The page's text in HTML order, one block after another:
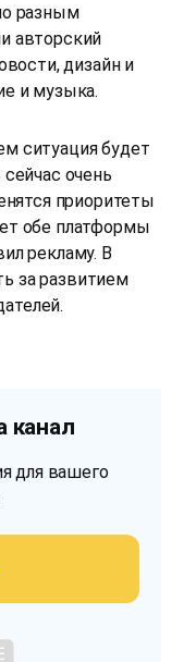
разным
авторский
дизайн и
и музыка.
ситуация будет
очень
приоритеты
обе платформы
рекламу. В
за развитием
канал
для вашего